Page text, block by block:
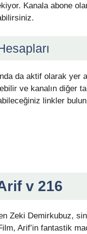
Kanala abone
da aktif olarak yer
ve kanalın diğer
linkler
v 216
Zeki Demirkubuz,
Arif’in fantastik